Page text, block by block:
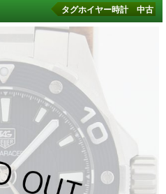
タグホイヤー時計 中古